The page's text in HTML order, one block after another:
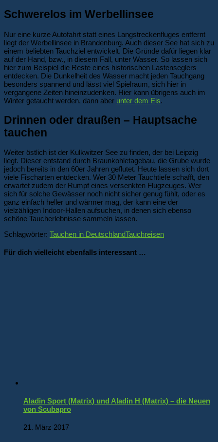
Schwerelos im Werbellinsee
Nur eine kurze Autofahrt statt eines Langstreckenfluges entfernt
liegt der Werbellinsee in Brandenburg. Auch dieser See hat sich zu
einem beliebten Tauchziel entwickelt. Die Gründe dafür liegen klar
auf der Hand, bzw., in diesem Fall, unter Wasser. So lassen sich
hier zum Beispiel die Reste eines historischen Lastenseglers
entdecken. Die Dunkelheit des Wasser macht jeden Tauchgang
besonders spannend und lässt viel Spielraum, sich hier in
vergangene Zeiten hineinzudenken. Hier kann übrigens auch im
Winter getaucht werden, dann aber unter dem Eis.
Drinnen oder draußen – Hauptsache
tauchen
Weiter östlich ist der Kulkwitzer See zu finden, der bei Leipzig
liegt. Dieser entstand durch Braunkohletagebau, die Grube wurde
jedoch bereits in den 60er Jahren geflutet. Heute lassen sich dort
viele Fischarten entdecken. Wer 30 Meter Tauchtiefe schafft, den
erwartet zudem der Rumpf eines versenkten Flugzeuges. Wer
sich für solche Gewässer noch nicht sicher genug fühlt, oder es
ganz einfach heller und wärmer mag, der kann eine der
vielzähligen Indoor-Hallen aufsuchen, in denen sich ebenso
schöne Taucherlebnisse sammeln lassen.
Schlagwörter: Tauchen in DeutschlandTauchreisen
Für dich vielleicht ebenfalls interessant …
Aladin Sport (Matrix) und Aladin H (Matrix) – die Neuen
von Scubapro
21. März 2017